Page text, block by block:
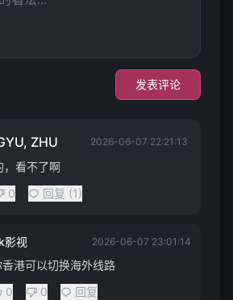
发表评论
ZHU 2026-06-07 22:21:13
，看不了啊
0 回复 (1)
影视 2026-06-07 23:01:14
香港可以切换海外线路
0
0 回复